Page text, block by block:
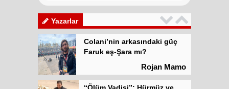
Yazarlar
meşrulaştırılıyor
Atilla Yüceak
Colani’nin arkasındaki güç
Faruk eş-Şara mı?
Rojan Mamo